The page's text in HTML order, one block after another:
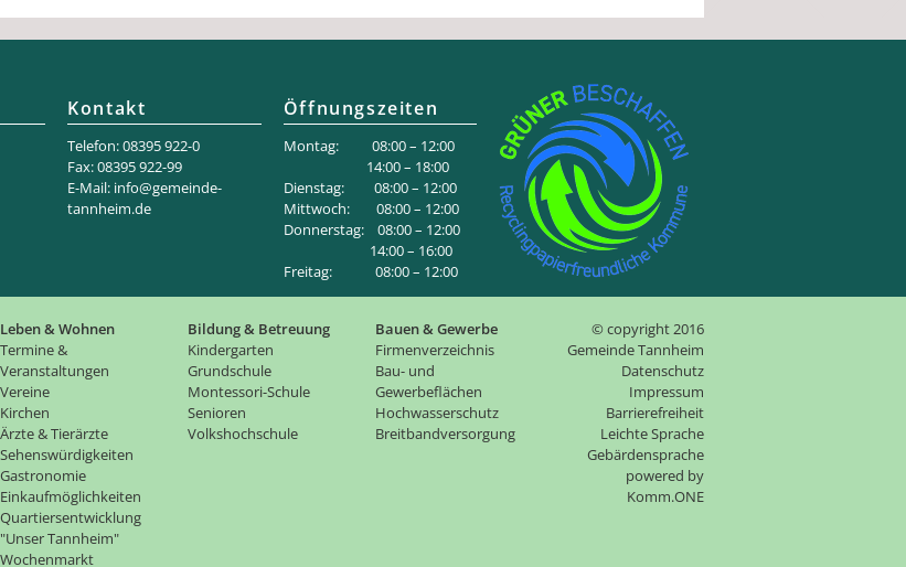
Kontakt
Telefon: 08395 922-0
Fax: 08395 922-99
E-Mail: info@gemeinde-
tannheim.de
Öffnungszeiten
Montag: 08:00 – 12:00
14:00 – 18:00
Dienstag: 08:00 – 12:00
Mittwoch: 08:00 – 12:00
Donnerstag: 08:00 – 12:00
14:00 – 16:00
Freitag: 08:00 – 12:00
Leben & Wohnen
Termine &
Veranstaltungen
Vereine
Kirchen
Ärzte & Tierärzte
Sehenswürdigkeiten
Gastronomie
Einkaufmöglichkeiten
Quartiersentwicklung
"Unser Tannheim"
Wochenmarkt
Bildung & Betreuung
Kindergarten
Grundschule
Montessori-Schule
Senioren
Volkshochschule
Bauen & Gewerbe
Firmenverzeichnis
Bau- und
Gewerbeflächen
Hochwasserschutz
Breitbandversorgung
© copyright 2016
Gemeinde Tannheim
Datenschutz
Impressum
Barrierefreiheit
Leichte Sprache
Gebärdensprache
powered by
Komm.ONE